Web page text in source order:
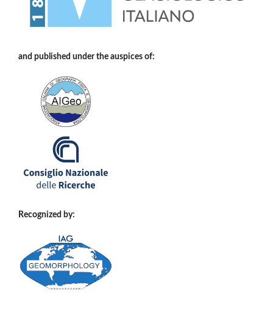
and published under the auspices of:
Recognized by: